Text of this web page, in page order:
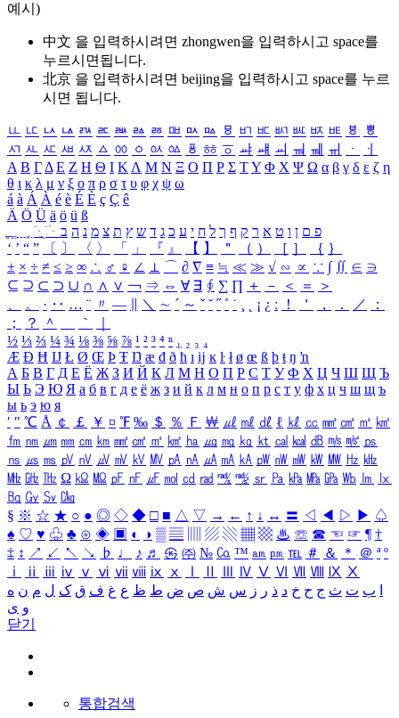
예시)
中文 을 입력하시려면 zhongwen을 입력하시고 space를
누르시면됩니다.
北京 을 입력하시려면 beijing을 입력하시고 space를 누르
시면 됩니다.
ㅥ ㅦ ㅧ ㅨ ㅩ ㅪ ㅫ ㅬ ㅭ ㅮ ㅯ ㅰ ㅱ ㅲ ㅳ ㅴ ㅵ ㅶ ㅷ ㅸ
ㅹ
ㅺ ㅻ ㅼ ㅽ ㅾ ㅿ ㆀ ㆁ ㆂ ㆃ ㆄ ㆅ ㆆ ㆇ ㆈ ㆉ ㆊ ㆋ ㆌ ㆍ
ㆎ
Α Β ΓΔ Ε Ζ Η Θ Ι ΚΛ Μ Ν Ξ Ο Π Ρ Σ ΤΥ Φ Χ Ψ Ω α β γ δ ε ζ η
θ ι κ λ μ ν ξ ο π ρ σ τ υ φ χ ψ ω
á à Á À é è É È ç Ç ê
Ä Ö Ü ä ö ü ß
ִֶֹ ֻּ ׁׂ פ ם ן ו ט א ר ק ף ך ל ח י ע כ ג ד ש ץ ת צ מ נ ה ב
‘ ’ “ ” 〔 〕 〈 〉 「 」 『 』 【 】 ＂ （ ） ［ ］ ｛ ｝
± × ÷ ≠ ≤ ≥ ∞ ∴ ♂ ♀ ∠ ⊥ ⌒ ∂ ∇ ≡ ≒ ≪ ≫ √ ∽ ∝ ∵ ∫ ∬ ∈ ∋
⊆ ⊇ ⊂ ⊃ ∪ ∩ ∧ ∨ ￢ ⇒ ⇔ ∀ ∃ ∮ ∑ ∏ ＋ － ＜ ＝
＞
、
。 · ‥ … ¨ 〃 ― ＼ ∼ ´ ～ ˇ ˘ ˝ ˚ ˙ ¸ ¡ ¿ ː ！ ＇ ， ． ／
：
；
？ ＾ ｀
½ ⅓ ⅔ ¼ ¾ ⅛ ⅜ ⅝ ⅞ ¹ ² ³ ⁴ ⁿ ₁ ₂ ₃ ₄
Æ Ð Ħ Ĳ Ł Ø Œ Þ Ŧ Ŋ æ đ ð ħ ı ĳ ĸ ŀ ł ø œ ß þ ŧ ŋ ŉ
А Б В Г Д Е Ё Ж З И Й К Л М Н О П Р С Т У Ф Х Ц Ч Ш Щ Ъ
Ы Ь Э Ю Я а б в г д е ё ж з и й к л м н о п р с т у ф х ц ч ш щ ъ
ы ь э ю я
′ ″ ℃ Å ￠ ￡ ￥ ¤ ℉ ‰ ＄ ％ Ｆ ￦ ㎕ ㎖ ㎗ ℓ ㎘ ㏄ ㎣ ㎤ ㎥ ㎦
㎙ ㎚ ㎛ ㎜ ㎝ ㎞ ㎟ ㎠ ㎡ ㎢ ㏊ ㎍ ㎎ ㎏ ㏏ ㎈ ㎉ ㏈ ㎧ ㎨ ㎰
㎱ ㎲ ㎳ ㎴ ㎵ ㎶ ㎷ ㎸ ㎹ ㎀ ㎁ ㎂ ㎃ ㎄ ㎺ ㎻ ㎽ ㎾ ㎿ ㎐ ㎑
㎒ ㎓ ㎔ Ω ㏀ ㏁ ㎊ ㎋ ㎌ ㏖ ㏅ ㎭ ㎮ ㎯ ㏛ ㎩ ㎪ ㎫ ㎬ ㏝ ㏐
㏓
㏃ ㏉ ㏜ ㏆
§ ※ ☆ ★ ○ ● ◎ ◇ ◆ □ ■ △ ▽ → ← ↑ ↓ ↔ 〓 ◁ ◀ ▷ ▶ ♤
♠ ♡ ♥ ♧ ♣ ⊙ ◈ ▣ ◐ ◑ ▒ ▤ ▨ ▧ ▦ ▩ ♨ ☏ ☎ ☜ ☞ ¶ †
‡ ↕ ↗ ↙ ↖ ↘ ♭ ♩ ♪ ♬ ㉿ ㈜ № ㏇ ™ ㏂ ㏘ ℡ ＃ ＆ ＊ ＠ ª º
ⅰ
ⅱ ⅲ ⅳ ⅴ ⅵ ⅶ ⅷ ⅸ ⅹ Ⅳ Ⅴ Ⅵ Ⅶ Ⅷ Ⅸ Ⅹ
ب ت ث ج ح خ د ذ ر ز س ش ص ض ط ظ ع غ ف ق ک ل م ن ه
و ی
닫기
통합검색